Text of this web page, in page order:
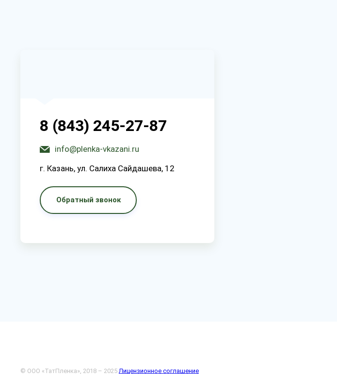
8 (843) 245-27-87
info@plenka-vkazani.ru
г. Казань, ул. Салиха Сайдашева, 12
Обратный звонок
© ООО «ТатПленка», 2018 – 2025 Лицензионное соглашение